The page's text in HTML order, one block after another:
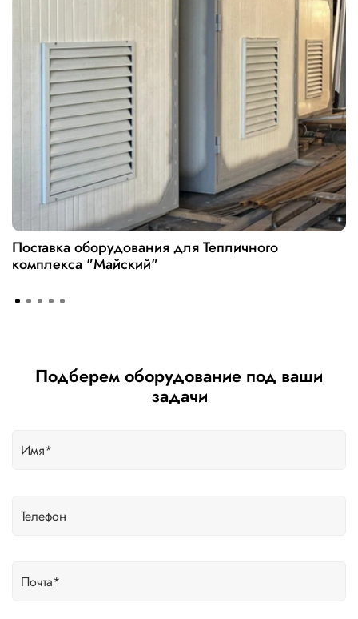
Поставка оборудования для Тепличного
комплекса "Майский"
Подберем оборудование под ваши
задачи